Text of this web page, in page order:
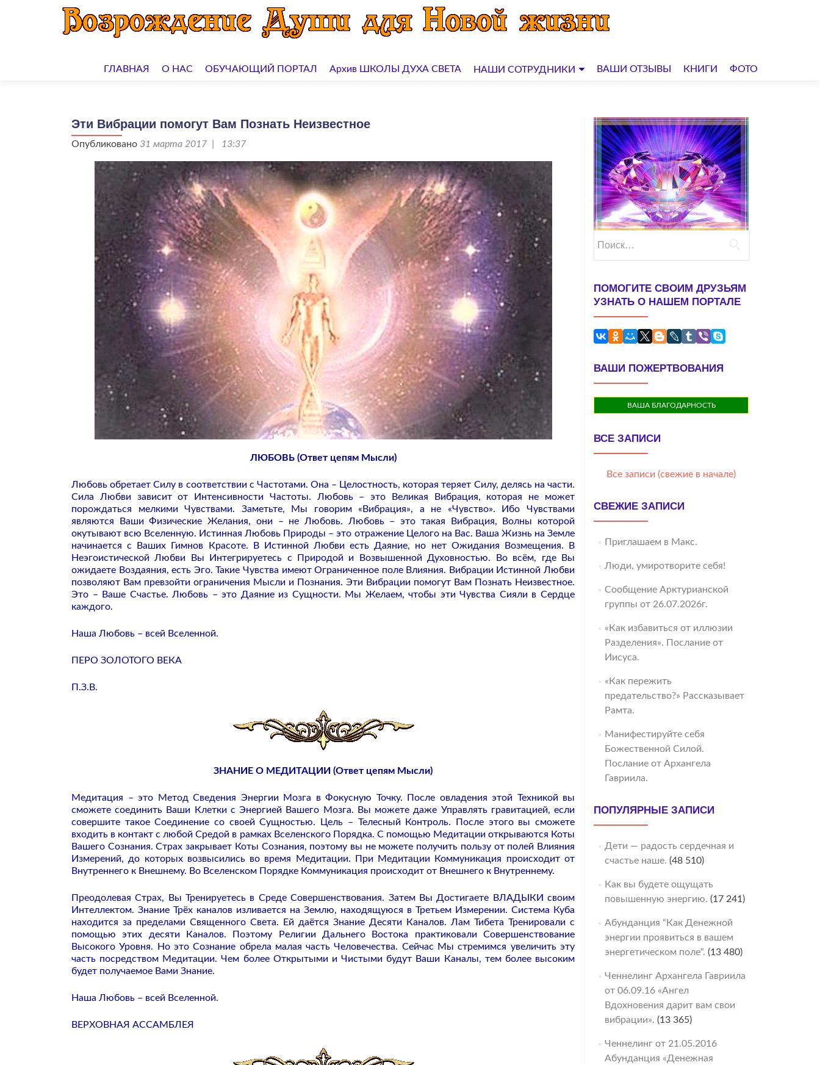
кГЛАВНАЯ О НАС ОБУЧАЮЩИЙ ПОРТАЛ Архив ШКОЛЫ ДУХА СВЕТА НАШИ СОТРУДНИКИ ВАШИ ОТЗЫВЫ КНИГИ ФОТО
Эти Вибрации помогут Вам Познать Неизвестное
Опубликовано 31 марта 2017 | 13:37
ЛЮБОВЬ (Ответ цепям Мысли)
Любовь обретает Силу в соответствии с Частотами. Она – Целостность, которая теряет Силу, делясь на части.
Сила Любви зависит от Интенсивности Частоты. Любовь – это Великая Вибрация, которая не может
порождаться мелкими Чувствами. Заметьте, Мы говорим «Вибрация», а не «Чувство». Ибо Чувствами
являются Ваши Физические Желания, они – не Любовь. Любовь – это такая Вибрация, Волны которой
окутывают всю Вселенную. Истинная Любовь Природы – это отражение Целого на Вас. Ваша Жизнь на Земле
начинается с Ваших Гимнов Красоте. В Истинной Любви есть Даяние, но нет Ожидания Возмещения. В
Неэгоистической Любви Вы Интегрируетесь с Природой и Возвышенной Духовностью. Во всём, где Вы
ожидаете Воздаяния, есть Эго. Такие Чувства имеют Ограниченное поле Влияния. Вибрации Истинной Любви
позволяют Вам превзойти ограничения Мысли и Познания. Эти Вибрации помогут Вам Познать Неизвестное.
Это – Ваше Счастье. Любовь – это Даяние из Сущности. Мы Желаем, чтобы эти Чувства Сияли в Сердце
каждого.
Наша Любовь – всей Вселенной.
ПЕРО ЗОЛОТОГО ВЕКА
П.З.В.
ЗНАНИЕ О МЕДИТАЦИИ (Ответ цепям Мысли)
Медитация – это Метод Сведения Энергии Мозга в Фокусную Точку. После овладения этой Техникой вы
сможете соединить Ваши Клетки с Энергией Вашего Мозга. Вы можете даже Управлять гравитацией, если
совершите такое Соединение со своей Сущностью. Цель – Телесный Контроль. После этого вы сможете
входить в контакт с любой Средой в рамках Вселенского Порядка. С помощью Медитации открываются Коты
Вашего Сознания. Страх закрывает Коты Сознания, поэтому вы не можете получить пользу от полей Влияния
Измерений, до которых возвысились во время Медитации. При Медитации Коммуникация происходит от
Внутреннего к Внешнему. Во Вселенском Порядке Коммуникация происходит от Внешнего к Внутреннему.
Преодолевая Страх, Вы Тренируетесь в Среде Совершенствования. Затем Вы Достигаете ВЛАДЫКИ своим
Интеллектом. Знание Трёх каналов изливается на Землю, находящуюся в Третьем Измерении. Система Куба
находится за пределами Священного Света. Ей даётся Знание Десяти Каналов. Лам Тибета Тренировали с
помощью этих десяти Каналов. Поэтому Религии Дальнего Востока практиковали Совершенствование
Высокого Уровня. Но это Сознание обрела малая часть Человечества. Сейчас Мы стремимся увеличить эту
часть посредством Медитации. Чем более Открытыми и Чистыми будут Ваши Каналы, тем более высоким
будет получаемое Вами Знание.
Наша Любовь – всей Вселенной.
ВЕРХОВНАЯ АССАМБЛЕЯ
ПОМОГИТЕ СВОИМ ДРУЗЬЯМ
УЗНАТЬ О НАШЕМ ПОРТАЛЕ
ВАШИ ПОЖЕРТВОВАНИЯ
ВАША БЛАГОДАРНОСТЬ
ВСЕ ЗАПИСИ
Все записи (свежие в начале)
СВЕЖИЕ ЗАПИСИ
Приглашаем в Макс.
Люди, умиротворите себя!
Сообщение Арктурианской
группы от 26.07.2026г.
«Как избавиться от иллюзии
Разделения». Послание от
Иисуса.
«Как пережить
предательство?» Рассказывает
Рамта.
Манифестируйте себя
Божественной Силой.
Послание от Архангела
Гавриила.
ПОПУЛЯРНЫЕ ЗАПИСИ
Дети — радость сердечная и
счастье наше. (48 510)
Как вы будете ощущать
повышенную энергию. (17 241)
Абунданция “Как Денежной
энергии проявиться в вашем
энергетическом поле“. (13 480)
Ченнелинг Архангела Гавриила
от 06.09.16 «Ангел
Вдохновения дарит вам свои
вибрации». (13 365)
Ченнелинг от 21.05.2016
Абунданция «Денежная